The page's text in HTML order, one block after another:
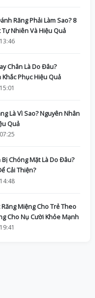
Răng Phải Làm Sao? 8
Tự Nhiên Và Hiệu Quả
Chân Là Do Đâu?
Phục Hiệu Quả
Là Vì Sao? Nguyên Nhân
Quả
Chóng Mặt Là Do Đâu?
Cải Thiện?
Miệng Cho Trẻ Theo
Cho Nụ Cười Khỏe Mạnh